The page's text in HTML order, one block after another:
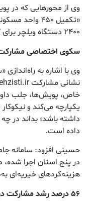
وی از محورهایی که در
۲۴۰۰ دستگاه ویلچر برای کودکان دارای معلولیت» اشاره کرد.
سکوی اختصاصی
وی با اشاره به
خاص، پویش‌ها، جلب
یکپارچه می‌کند و
داشته باشد؛ بداند در
داده است.
حسینی افزود: سامانه
هزینه‌کردهای خیریه‌ای
۵۶ درصد رشد مشارکت در سال ۱۴۰۴